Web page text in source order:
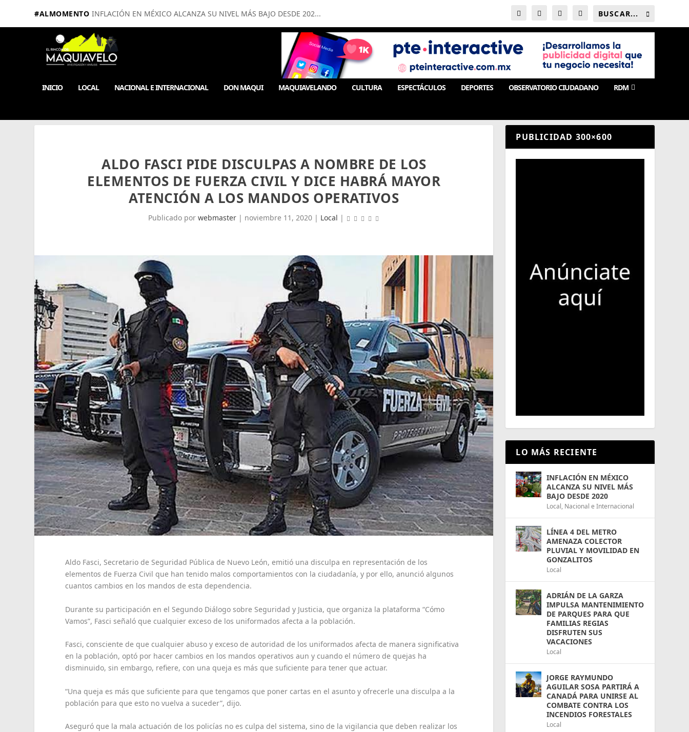
#ALMOMENTO INFLACIÓN EN MÉXICO ALCANZA SU NIVEL MÁS BAJO DESDE 202...
INICIO LOCAL NACIONAL E INTERNACIONAL DON MAQUI MAQUIAVELANDO CULTURA ESPECTÁCULOS DEPORTES OBSERVATORIO CIUDADANO RDM
ALDO FASCI PIDE DISCULPAS A NOMBRE DE LOS
ELEMENTOS DE FUERZA CIVIL Y DICE HABRÁ MAYOR
ATENCIÓN A LOS MANDOS OPERATIVOS
Publicado por webmaster| noviembre 11, 2020| Local |
Aldo Fasci, Secretario de Seguridad Pública de Nuevo León, emitió una disculpa en representación de los
elementos de Fuerza Civil que han tenido malos comportamientos con la ciudadanía, y por ello, anunció algunos
cuantos cambios en los mandos de esta dependencia.
Durante su participación en el Segundo Diálogo sobre Seguridad y Justicia, que organiza la plataforma “Cómo
Vamos”, Fasci señaló que cualquier exceso de los uniformados afecta a la población.
Fasci, consciente de que cualquier abuso y exceso de autoridad de los uniformados afecta de manera significativa
en la población, optó por hacer cambios en los mandos operativos aun y cuando el número de quejas ha
disminuido, sin embargo, refiere, con una queja es más que suficiente para tener que actuar.
“Una queja es más que suficiente para que tengamos que poner cartas en el asunto y ofrecerle una disculpa a la
población para que esto no vuelva a suceder”, dijo.
Aseguró que la mala actuación de los policías no es culpa del sistema, sino de la vigilancia que deben realizar los
PUBLICIDAD 300×600
LO MÁS RECIENTE
INFLACIÓN EN MÉXICO
ALCANZA SU NIVEL MÁS
BAJO DESDE 2020
Local, Nacional e Internacional
LÍNEA 4 DEL METRO
AMENAZA COLECTOR
PLUVIAL Y MOVILIDAD EN
GONZALITOS
Local
ADRIÁN DE LA GARZA
IMPULSA MANTENIMIENTO
DE PARQUES PARA QUE
FAMILIAS REGIAS
DISFRUTEN SUS
VACACIONES
Local
JORGE RAYMUNDO
AGUILAR SOSA PARTIRÁ A
CANADÁ PARA UNIRSE AL
COMBATE CONTRA LOS
INCENDIOS FORESTALES
Local